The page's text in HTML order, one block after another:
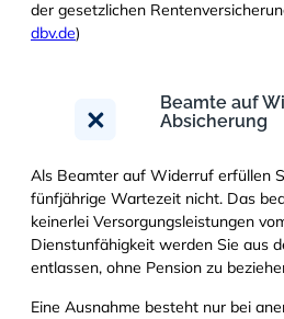
der gesetzlichen
dbv.de)
Beamte auf
Absicherung
Als Beamter auf Widerruf erfüllen
fünfjährige Wartezeit nicht. Das
keinerlei Versorgungsleistungen
Dienstunfähigkeit werden Sie aus
entlassen, ohne Pension zu
Eine Ausnahme besteht nur bei